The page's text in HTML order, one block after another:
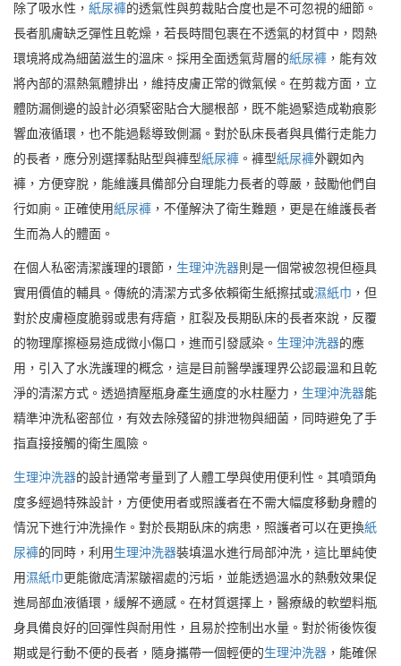
除了吸水性， 紙尿褲的透氣性與剪裁貼合度也是不可忽視的細節。
長者肌膚缺乏彈性且乾燥，若長時間包裹在不透氣的材質中，悶熱
環境將成為細菌滋生的溫床。採用全面透氣背層的紙尿褲 ，能有效
將內部的濕熱氣體排出，維持皮膚正常的微氣候。在剪裁方面，立
體防漏側邊的設計必須緊密貼合大腿根部，既不能過緊造成勒痕影
響血液循環，也不能過鬆導致側漏。對於臥床長者與具備行走能力
的長者，應分別選擇黏貼型與褲型紙尿褲 。褲型紙尿褲外觀如內
褲，方便穿脫，能維護具備部分自理能力長者的尊嚴，鼓勵他們自
行如廁。正確使用紙尿褲 ，不僅解決了衛生難題，更是在維護長者
生而為人的體面。
在個人私密清潔護理的環節， 生理沖洗器則是一個常被忽視但極具
實用價值的輔具。傳統的清潔方式多依賴衛生紙擦拭或濕紙巾 ，但
對於皮膚極度脆弱或患有痔瘡，肛裂及長期臥床的長者來說，反覆
的物理摩擦極易造成微小傷口，進而引發感染。 生理沖洗器的應
用，引入了水洗護理的概念，這是目前醫學護理界公認最溫和且乾
淨的清潔方式。透過擠壓瓶身產生適度的水柱壓力， 生理沖洗器能
精準沖洗私密部位，有效去除殘留的排泄物與細菌，同時避免了手
指直接接觸的衛生風險。
生理沖洗器的設計通常考量到了人體工學與使用便利性。其噴頭角
度多經過特殊設計，方便使用者或照護者在不需大幅度移動身體的
情況下進行沖洗操作。對於長期臥床的病患，照護者可以在更換紙
尿褲的同時，利用生理沖洗器裝填溫水進行局部沖洗，這比單純使
用濕紙巾更能徹底清潔皺褶處的污垢，並能透過溫水的熱敷效果促
進局部血液循環，緩解不適感。在材質選擇上，醫療級的軟塑料瓶
身具備良好的回彈性與耐用性，且易於控制出水量。對於術後恢復
期或是行動不便的長者，隨身攜帶一個輕便的生理沖洗器 ，能確保